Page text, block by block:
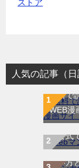
人気の記事（日
無料で
WEB漫
WEB漫
を公式
マンガ
使い方